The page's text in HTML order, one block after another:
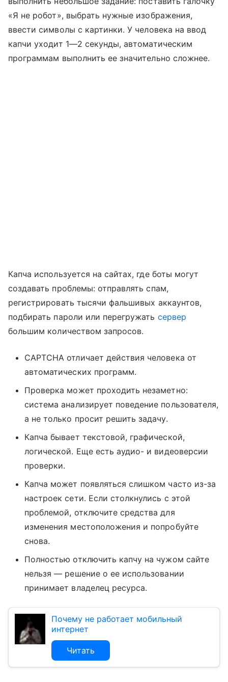
«Я не робот», выбрать нужные изображения,
ввести символы с картинки. У человека на ввод
капчи уходит 1—2 секунды, автоматическим
программам выполнить ее значительно сложнее.
Капча используется на сайтах, где боты могут
создавать проблемы: отправлять спам,
регистрировать тысячи фальшивых аккаунтов,
подбирать пароли или перегружать сервер
большим количеством запросов.
CAPTCHA отличает действия человека от
автоматических программ.
Проверка может проходить незаметно:
система анализирует поведение пользователя,
а не только просит решить задачу.
Капча бывает текстовой, графической,
логической. Еще есть аудио- и видеоверсии
проверки.
Капча может появляться слишком часто из-за
настроек сети. Если столкнулись с этой
проблемой, отключите средства для
изменения местоположения и попробуйте
снова.
Полностью отключить капчу на чужом сайте
нельзя — решение о ее использовании
принимает владелец ресурса.
Почему не работает мобильный
интернет
Читать